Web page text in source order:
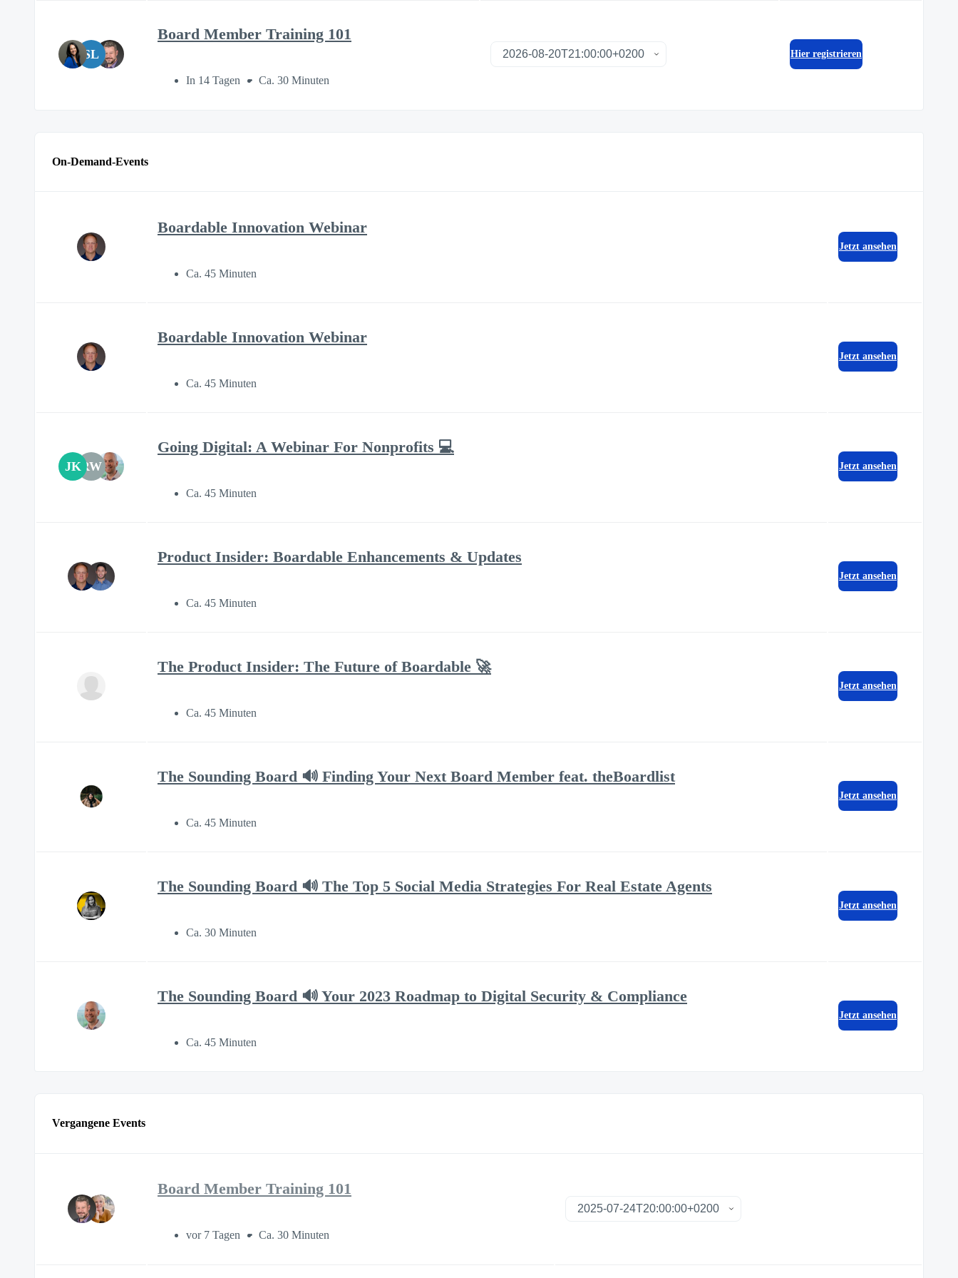
SL
Board Member Training 101
In 14 Tagen Ca. 30 Minuten
Hier registrieren
On-Demand-Events
Boardable Innovation Webinar
Ca. 45 Minuten
Jetzt ansehen
Boardable Innovation Webinar
Ca. 45 Minuten
Jetzt ansehen
JKRW
Going Digital: A Webinar For Nonprofits 💻
Ca. 45 Minuten
Jetzt ansehen
Product Insider: Boardable Enhancements & Updates
Ca. 45 Minuten
Jetzt ansehen
The Product Insider: The Future of Boardable 🚀
Ca. 45 Minuten
Jetzt ansehen
The Sounding Board 🔊 Finding Your Next Board Member feat. theBoardlist
Ca. 45 Minuten
Jetzt ansehen
The Sounding Board 🔊 The Top 5 Social Media Strategies For Real Estate Agents
Ca. 30 Minuten
Jetzt ansehen
The Sounding Board 🔊 Your 2023 Roadmap to Digital Security & Compliance
Ca. 45 Minuten
Jetzt ansehen
Vergangene Events
Board Member Training 101
vor 7 Tagen Ca. 30 Minuten